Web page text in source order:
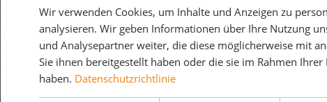
Wir verwenden Cookies, um Inhalte und Anzeigen zu
analysieren. Wir geben Informationen über Ihre Nutzung
und Analysepartner weiter, die diese möglicherweise mit
Sie ihnen bereitgestellt haben oder die sie im Rahmen
haben. Datenschutzrichtlinie